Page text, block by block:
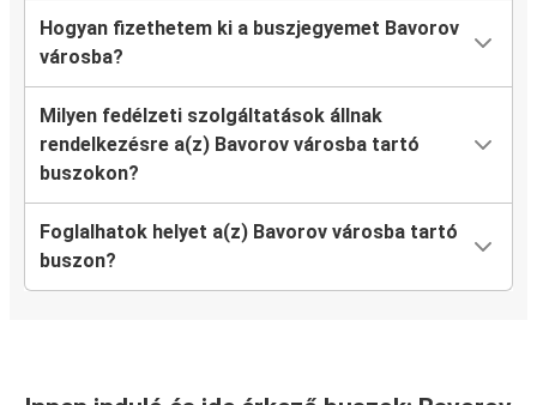
Hogyan fizethetem ki a buszjegyemet Bavorov
városba?
Milyen fedélzeti szolgáltatások állnak
rendelkezésre a(z) Bavorov városba tartó
buszokon?
Foglalhatok helyet a(z) Bavorov városba tartó
buszon?